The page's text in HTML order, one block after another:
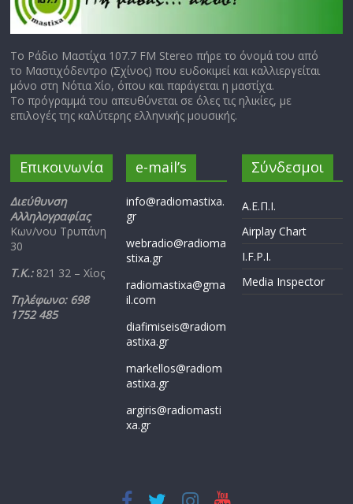
Το Ράδιο Μαστίχα 107.7 FM Stereo πήρε το όνομά του από
το Μαστιχόδεντρο (Σχίνος) που ευδοκιμεί και καλλιεργείται
μόνο στη Νότια Χίο, όπου και παράγεται η μαστίχα.
Το πρόγραμμά του απευθύνεται σε όλες τις ηλικίες, με
επιλογές της καλύτερης ελληνικής μουσικής.
Επικοινωνία
Διεύθυνση
Αλληλογραφίας
Κων/νου Τρυπάνη
30
Τ.Κ.: 821 32 – Χίος
Τηλέφωνο: 698
1752 485
e-mail’s
info@radiomastixa.
gr
webradio@radioma
stixa.gr
radiomastixa@gma
il.com
diafimiseis@radiom
astixa.gr
markellos@radiom
astixa.gr
argiris@radiomasti
xa.gr
Σύνδεσμοι
Α.Ε.Π.Ι.
Airplay Chart
I.F.P.I.
Media Inspector